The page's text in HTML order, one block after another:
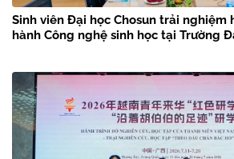
Sinh viên Đại học Chosun trải nghiệm
hành Công nghệ sinh học tại Trường